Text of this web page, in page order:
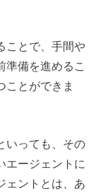
ことで、手間や
準備を進めるこ
ことができま
いっても、その
エージェントに
ェントとは、あ